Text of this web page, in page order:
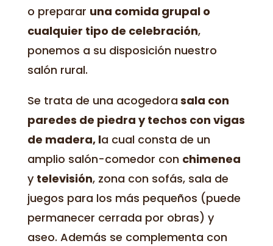
o preparar una comida grupal o
cualquier tipo de celebración,
ponemos a su disposición nuestro
salón rural.
Se trata de una acogedora sala con
paredes de piedra y techos con vigas
de madera, la cual consta de un
amplio salón-comedor con chimenea
y televisión, zona con sofás, sala de
juegos para los más pequeños (puede
permanecer cerrada por obras) y
aseo. Además se complementa con